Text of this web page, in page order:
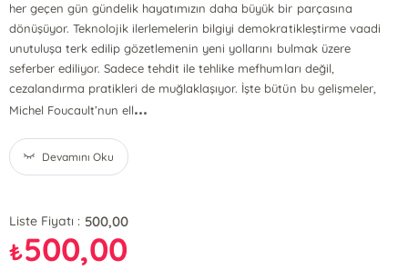
her geçen gün gündelik hayatımızın daha büyük bir parçasına
dönüşüyor. Teknolojik ilerlemelerin bilgiyi demokratikleştirme vaadi
unutuluşa terk edilip gözetlemenin yeni yollarını bulmak üzere
seferber ediliyor. Sadece tehdit ile tehlike mefhumları değil,
cezalandırma pratikleri de muğlaklaşıyor. İşte bütün bu gelişmeler,
Michel Foucault’nun ell...
Devamını Oku
Liste Fiyatı : 500,00
₺500,00